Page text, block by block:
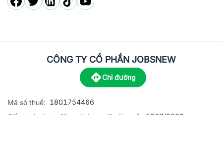
CÔNG TY CỔ PHẦN JOBSNEW
Chỉ đường
Mã số thuế: 1801754466
Giấy phép hoạt động dịch vụ việc làm số:
5867/2023